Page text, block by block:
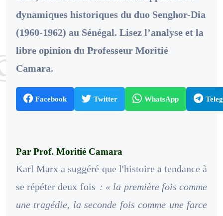
dynamiques historiques du duo Senghor-Dia
(1960-1962) au Sénégal. Lisez l’analyse et la
libre opinion du Professeur Moritié
Camara.
Facebook Twitter WhatsApp
Par Prof. Moritié Camara
Karl Marx a suggéré que l'histoire a tendance à
se répéter deux fois : « la première fois comme
une tragédie, la seconde fois comme une farce